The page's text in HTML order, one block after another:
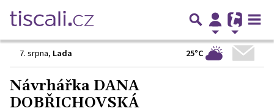
7. srpna, Lada 25°C
Návrhářka DANA
DOBŘICHOVSKÁ